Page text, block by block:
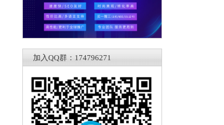
加入QQ群：174796271